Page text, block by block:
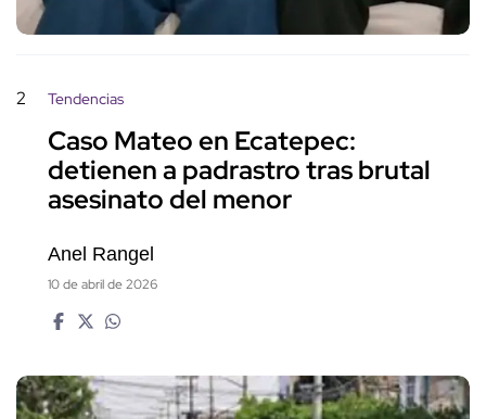
2 Tendencias
Caso Mateo en Ecatepec:
detienen a padrastro tras brutal
asesinato del menor
Anel Rangel
10 de abril de 2026